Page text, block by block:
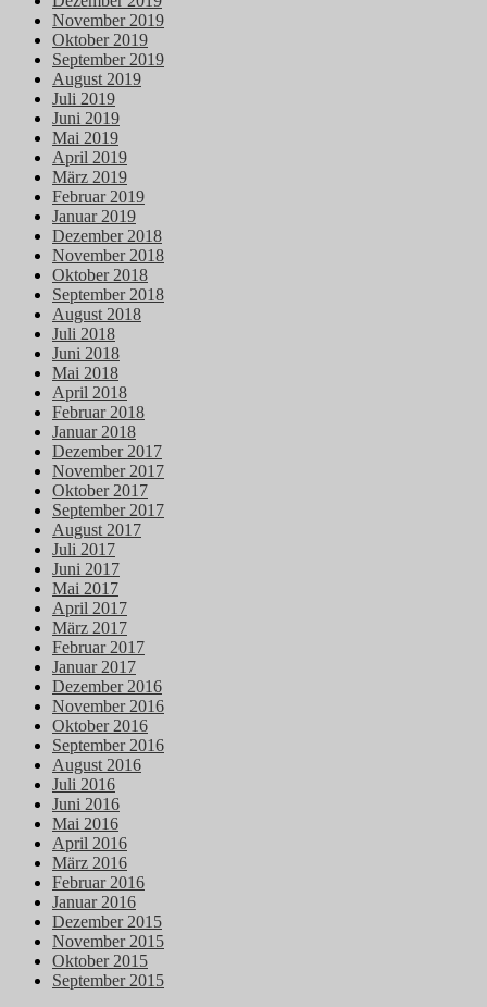
November 2019
Oktober 2019
September 2019
August 2019
Juli 2019
Juni 2019
Mai 2019
April 2019
März 2019
Februar 2019
Januar 2019
Dezember 2018
November 2018
Oktober 2018
September 2018
August 2018
Juli 2018
Juni 2018
Mai 2018
April 2018
Februar 2018
Januar 2018
Dezember 2017
November 2017
Oktober 2017
September 2017
August 2017
Juli 2017
Juni 2017
Mai 2017
April 2017
März 2017
Februar 2017
Januar 2017
Dezember 2016
November 2016
Oktober 2016
September 2016
August 2016
Juli 2016
Juni 2016
Mai 2016
April 2016
März 2016
Februar 2016
Januar 2016
Dezember 2015
November 2015
Oktober 2015
September 2015